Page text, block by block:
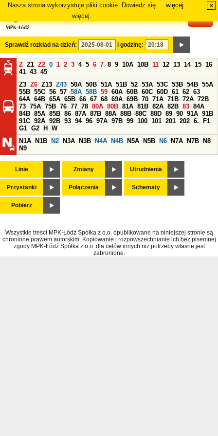
Nasza strona wykorzystuje pliki cookie. Dowiedz się
więcej.
więcej x
Sprawdź rozkład na dzień: i godzinę:
Z Z1 Z2 0 1 2 3 4 5 6 7 8 9 10A 10B 11 12 13 14 15 16
41 43 45
Z3 Z6 Z13 Z43 50A 50B 51A 51B 52 53A 53C 53B 54B 55A
55B 55C 56 57 58A 58B 59 60A 60B 60C 60D 61 62 63
64A 64B 65A 65B 66 67 68 69A 69B 70 71A 71B 72A 72B
73 75A 75B 76 77 78 80A 80B 81A 81B 82A 82B 83 84A
84B 85A 85B 86 87A 87B 88A 88B 88C 88D 89 90 91A 91B
91C 92A 92B 93 94 96 97A 97B 99 100 101 201 202 6.
F1
G1 G2 H
W
N1A
N1B N2 N3A N3B N4A N4B N5A N5B N6 N7A N7B
N8
N9
Linie Zmiany Utrudnienia
Przystanki Połączenia Schematy
Pobierz
Wszystkie treści MPK-Łódź Spółka z o.o. opublikowane na niniejszej stronie są
chronione prawem autorskim. Kopiowanie i rozpowszechnianie ich bez pisemnej
zgody MPK-Łódź Spółka z o.o. dla celów innych niż potrzeby własne jest
zabronione.